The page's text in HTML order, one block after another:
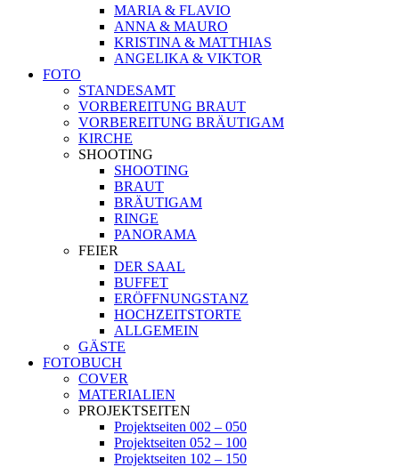
MARIA & FLAVIO
ANNA & MAURO
KRISTINA & MATTHIAS
ANGELIKA & VIKTOR
FOTO
STANDESAMT
VORBEREITUNG BRAUT
VORBEREITUNG BRÄUTIGAM
KIRCHE
SHOOTING
SHOOTING
BRAUT
BRÄUTIGAM
RINGE
PANORAMA
FEIER
DER SAAL
BUFFET
ERÖFFNUNGSTANZ
HOCHZEITSTORTE
ALLGEMEIN
GÄSTE
FOTOBUCH
COVER
MATERIALIEN
PROJEKTSEITEN
Projektseiten 002 – 050
Projektseiten 052 – 100
Projektseiten 102 – 150